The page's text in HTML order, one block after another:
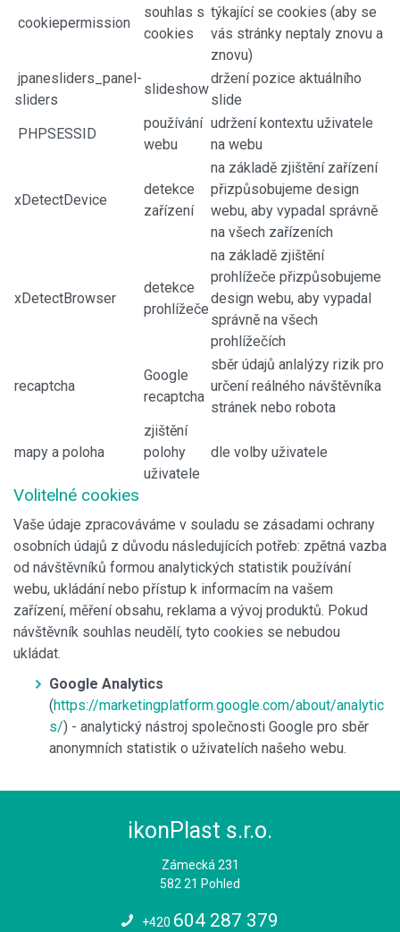
cookiepermission
souhlas s
cookies
týkající se cookies (aby se
vás stránky neptaly znovu a
znovu)
jpanesliders_panel-
sliders
slideshow
držení pozice aktuálního
slide
PHPSESSID
používání
webu
udržení kontextu uživatele
na webu
xDetectDevice
detekce
zařízení
na základě zjištění zařízení
přizpůsobujeme design
webu, aby vypadal správně
na všech zařízeních
xDetectBrowser
detekce
prohlížeče
na základě zjištění
prohlížeče přizpůsobujeme
design webu, aby vypadal
správně na všech
prohlížečích
recaptcha
Google
recaptcha
sběr údajů anlalýzy rizik pro
určení reálného návštěvníka
stránek nebo robota
mapy a poloha
zjištění
polohy
uživatele
dle volby uživatele
Volitelné cookies
Vaše údaje zpracováváme v souladu se zásadami ochrany
osobních údajů z důvodu následujících potřeb: zpětná vazba
od návštěvníků formou analytických statistik používání
webu, ukládání nebo přístup k informacím na vašem
zařízení, měření obsahu, reklama a vývoj produktů. Pokud
návštěvník souhlas neudělí, tyto cookies se nebudou
ukládat.
Google Analytics
(https://marketingplatform.google.com/about/analytic
s/) - analytický nástroj společnosti Google pro sběr
anonymních statistik o uživatelích našeho webu.
ikonPlast s.r.o.
Zámecká 231
582 21 Pohled
+420 604 287 379